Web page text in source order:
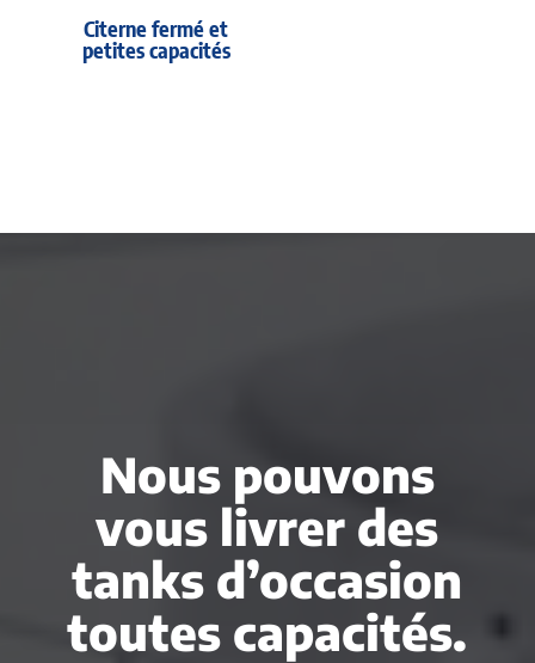
Citerne fermé et
petites capacités
Nous pouvons
vous livrer des
tanks d’occasion
toutes capacités.